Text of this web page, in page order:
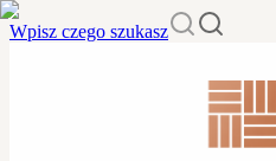
Wpisz czego szukasz